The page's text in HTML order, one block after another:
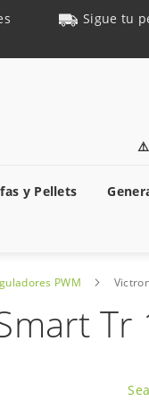
Sigue tu
⚠️
y Pellets
PWM